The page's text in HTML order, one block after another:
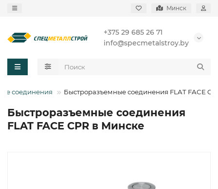
Минск
+375 29 685 26 71
info@specmetalstroy.by
соединения Быстроразъемные соединения FLAT FACE
Быстроразъемные соединения
FLAT FACE CPR в Минске